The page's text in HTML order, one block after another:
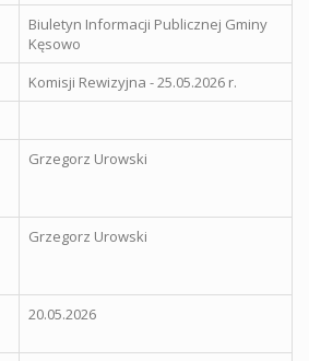
Biuletyn Informacji Publicznej Gminy
Kęsowo
Komisji Rewizyjna - 25.05.2026 r.
Grzegorz Urowski
Grzegorz Urowski
20.05.2026